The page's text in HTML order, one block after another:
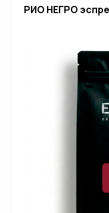
РИО НЕГРО